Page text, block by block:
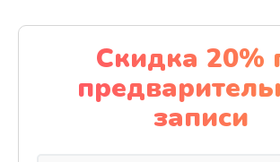
Заказать
Замена SSD
890 руб.
Заказать
Скидка 20%
записи